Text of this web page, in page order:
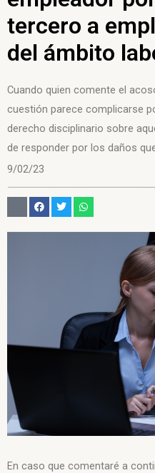
tercero a
del ámbito
Cuando quien comente el
cuestión parece complicarse
derecho disciplinario sobre
de responder por los daños
9/02/23
En caso que comentaré a